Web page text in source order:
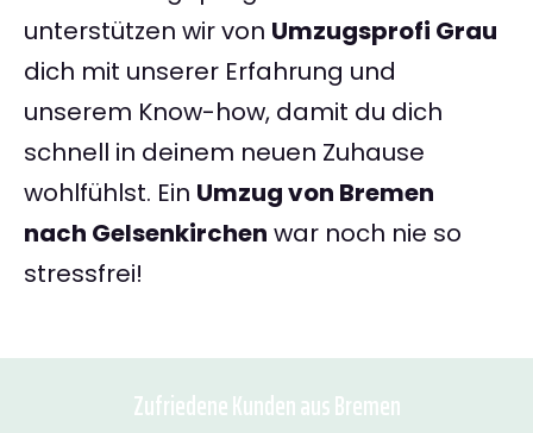
unterstützen wir von Umzugsprofi Grau
dich mit unserer Erfahrung und
unserem Know-how, damit du dich
schnell in deinem neuen Zuhause
wohlfühlst. Ein Umzug von Bremen
nach Gelsenkirchen war noch nie so
stressfrei!
Zufriedene Kunden aus Bremen